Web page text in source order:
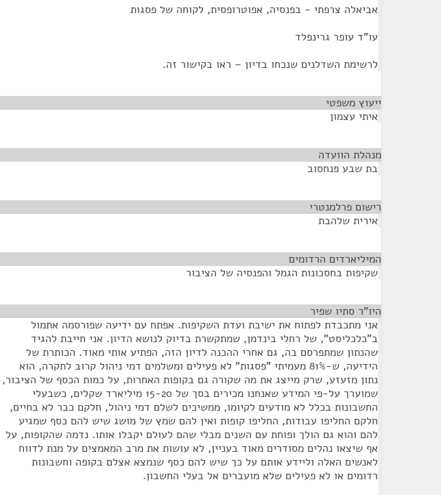
אביאלה צרפתי - בפנסיה, אפוטרופסית, לקוחה של פסגות
עו"ד עופר גרינפלד
לרשימת השדלנים שנכחו בדיון – ראו בקישור זה.
ייעוץ משפטי
איתי עצמון
מנהלת הוועדה
בת שבע פנחסוב
רישום פרלמנטרי
אירית שלהבת
המיליארדים הרדומים
שקיפות בחסכונות הגמל והפנסיה של הציבור
היו"ר סתיו שפיר
אני מתכבדת לפתוח את ישיבת ועדת השקיפות. אפתח עם ידיעה שפורסמה אתמול
ב"כלכליסט", של רחלי בינדמן, שמתקשרת בדיוק לנושא הדיון. אני חייבת להגיד
שהנתון שמתפרסם בה, גם אחרי ההכנה לדיון הזה, הפתיע אותי מאוד. הכותרת של
הידיעה, ש-81% מעמיתי "פסגות" לא פעילים ומשלמים דמי ניהול קרוב לתקרה, הוא
נתון מזעזע, שרק מייצג את מה שקורה גם בקופות האחרות, על כמות הכסף של הציבור,
שמוערך על-פי המידע שאנחנו מכירים בסך של 15-20 מיליארד שקלים, כשבעלי
החשבונות בכלל לא מודעים לקיומו, ממשיכים לשלם דמי ניהול, חלקם כבר לא בחיים,
חלקם החליפו עבודות, החליפו קופות ואין להם שמץ של מושג שיש להם כסף שמגיע
להם והוא גם הולך ופוחת עם השנים מבלי שהם לעולם יקבלו אותו. נדמה שהקופות, על
אף שיצאו נהלים מסודרים מאוד בעניין, לא עושות את מרב המאמצים על מנת לדווח
לאנשים האלה וליידע אותם על כך שיש להם כסף שנמצא אצלם בקופה וחשבונות
רדומים או לא פעילים שלא מועברים אל בעלי החשבון.